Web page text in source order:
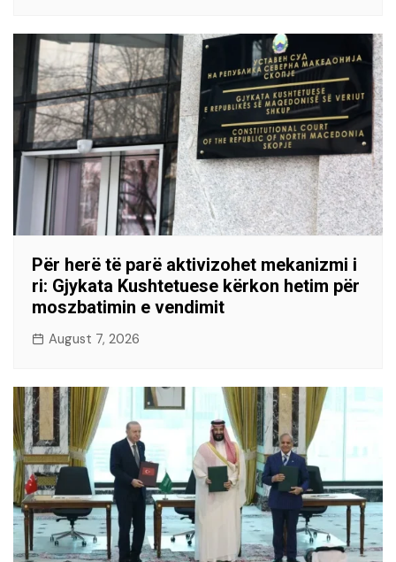
Për herë të parë aktivizohet mekanizmi i
ri: Gjykata Kushtetuese kërkon hetim për
moszbatimin e vendimit
August 7, 2026